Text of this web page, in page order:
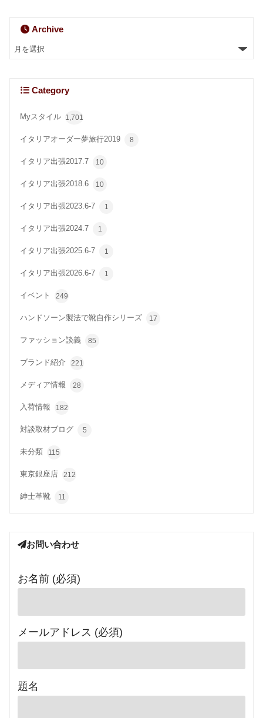
Archive
Category
Myスタイル 1,701
イタリアオーダー夢旅行2019 8
イタリア出張2017.7 10
イタリア出張2018.6 10
イタリア出張2023.6-7 1
イタリア出張2024.7 1
イタリア出張2025.6-7 1
イタリア出張2026.6-7 1
イベント 249
ハンドソーン製法で靴自作シリーズ 17
ファッション談義 85
ブランド紹介 221
メディア情報 28
入荷情報 182
対談取材ブログ 5
未分類 115
東京銀座店 212
紳士革靴 11
お問い合わせ
お名前 (必須)
メールアドレス (必須)
題名